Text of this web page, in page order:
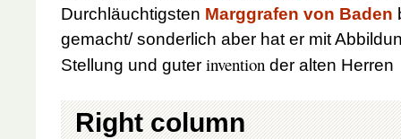
Durchläuchtigsten Marggrafen von Baden
gemacht/ sonderlich aber hat er mit
Stellung und guter invention der alten Herren
Right column